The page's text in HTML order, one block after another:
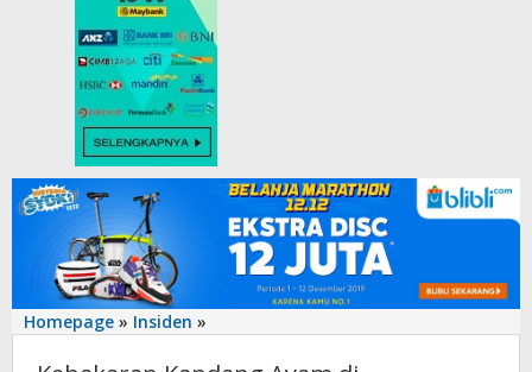
Homepage » Insiden »